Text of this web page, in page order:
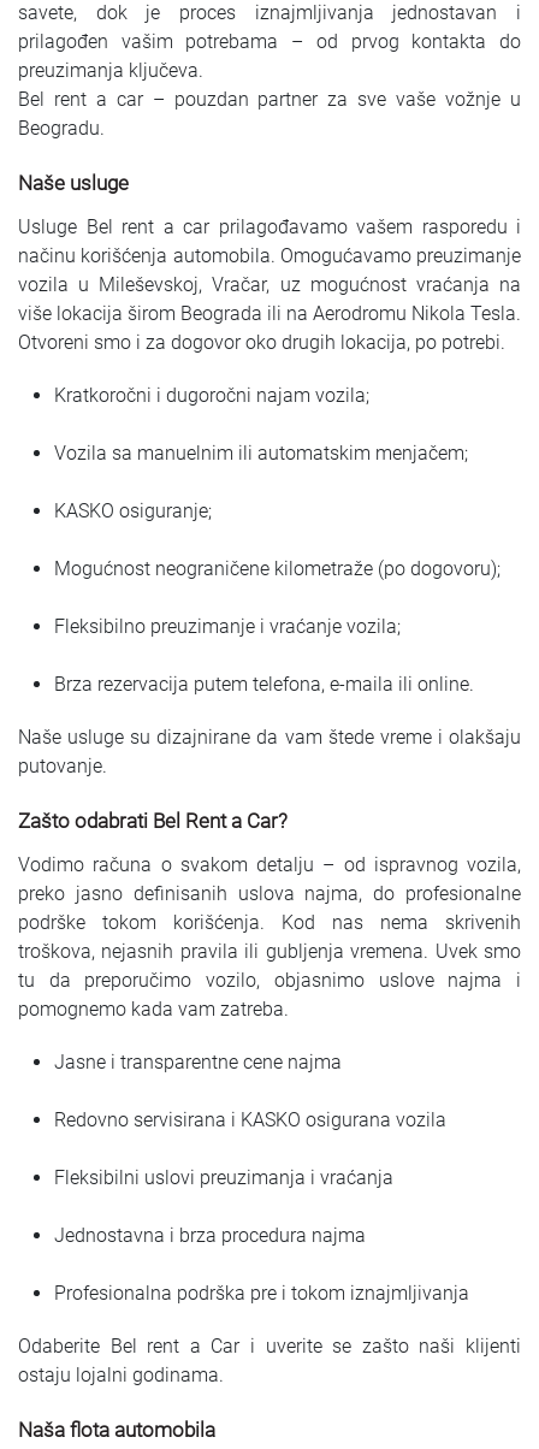
savete, dok je proces iznajmljivanja jednostavan i
prilagođen vašim potrebama – od prvog kontakta do
preuzimanja ključeva.
Bel rent a car – pouzdan partner za sve vaše vožnje u
Beogradu.
Naše usluge
Usluge Bel rent a car prilagođavamo vašem rasporedu i
načinu korišćenja automobila. Omogućavamo preuzimanje
vozila u Mileševskoj, Vračar, uz mogućnost vraćanja na
više lokacija širom Beograda ili na Aerodromu Nikola Tesla.
Otvoreni smo i za dogovor oko drugih lokacija, po potrebi.
Kratkoročni i dugoročni najam vozila;
Vozila sa manuelnim ili automatskim menjačem;
KASKO osiguranje;
Mogućnost neograničene kilometraže (po dogovoru);
Fleksibilno preuzimanje i vraćanje vozila;
Brza rezervacija putem telefona, e-maila ili online.
Naše usluge su dizajnirane da vam štede vreme i olakšaju
putovanje.
Zašto odabrati Bel Rent a Car?
Vodimo računa o svakom detalju – od ispravnog vozila,
preko jasno definisanih uslova najma, do profesionalne
podrške tokom korišćenja. Kod nas nema skrivenih
troškova, nejasnih pravila ili gubljenja vremena. Uvek smo
tu da preporučimo vozilo, objasnimo uslove najma i
pomognemo kada vam zatreba.
Jasne i transparentne cene najma
Redovno servisirana i KASKO osigurana vozila
Fleksibilni uslovi preuzimanja i vraćanja
Jednostavna i brza procedura najma
Profesionalna podrška pre i tokom iznajmljivanja
Odaberite Bel rent a Car i uverite se zašto naši klijenti
ostaju lojalni godinama.
Naša flota automobila